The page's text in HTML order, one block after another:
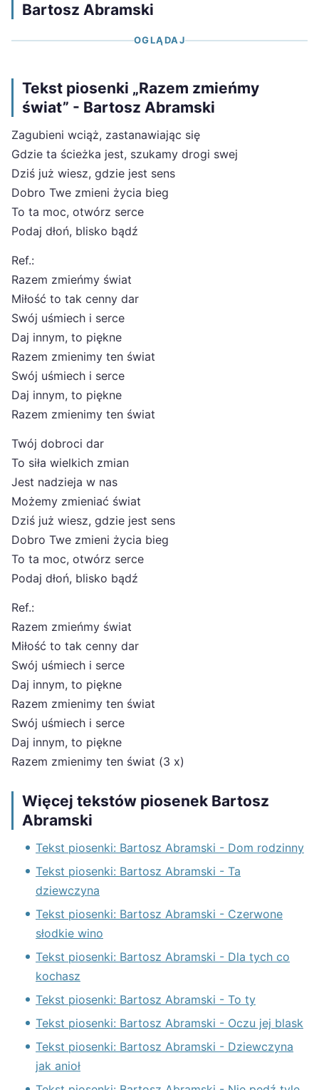
Bartosz Abramski
OGLĄDAJ
Tekst piosenki „Razem zmieńmy
świat” - Bartosz Abramski
Zagubieni wciąż, zastanawiając się
Gdzie ta ścieżka jest, szukamy drogi swej
Dziś już wiesz, gdzie jest sens
Dobro Twe zmieni życia bieg
To ta moc, otwórz serce
Podaj dłoń, blisko bądź
Ref.:
Razem zmieńmy świat
Miłość to tak cenny dar
Swój uśmiech i serce
Daj innym, to piękne
Razem zmienimy ten świat
Swój uśmiech i serce
Daj innym, to piękne
Razem zmienimy ten świat
Twój dobroci dar
To siła wielkich zmian
Jest nadzieja w nas
Możemy zmieniać świat
Dziś już wiesz, gdzie jest sens
Dobro Twe zmieni życia bieg
To ta moc, otwórz serce
Podaj dłoń, blisko bądź
Ref.:
Razem zmieńmy świat
Miłość to tak cenny dar
Swój uśmiech i serce
Daj innym, to piękne
Razem zmienimy ten świat
Swój uśmiech i serce
Daj innym, to piękne
Razem zmienimy ten świat (3 x)
Więcej tekstów piosenek Bartosz
Abramski
Tekst piosenki: Bartosz Abramski - Dom rodzinny
Tekst piosenki: Bartosz Abramski - Ta
dziewczyna
Tekst piosenki: Bartosz Abramski - Czerwone
słodkie wino
Tekst piosenki: Bartosz Abramski - Dla tych co
kochasz
Tekst piosenki: Bartosz Abramski - To ty
Tekst piosenki: Bartosz Abramski - Oczu jej blask
Tekst piosenki: Bartosz Abramski - Dziewczyna
jak anioł